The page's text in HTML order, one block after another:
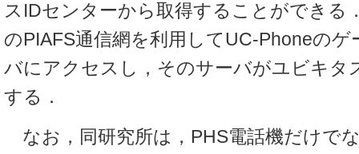
スIDセンターから取得することができる
のPIAFS通信網を利用してUC-Phoneの
バにアクセスし，そのサーバがユビキタ
する．
なお，同研究所は，PHS電話機だけで